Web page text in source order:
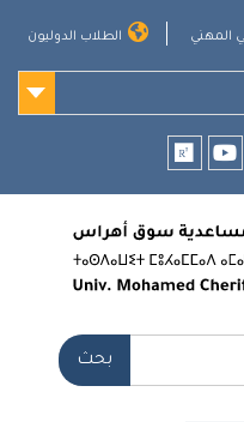
المهني الطلاب الدوليون